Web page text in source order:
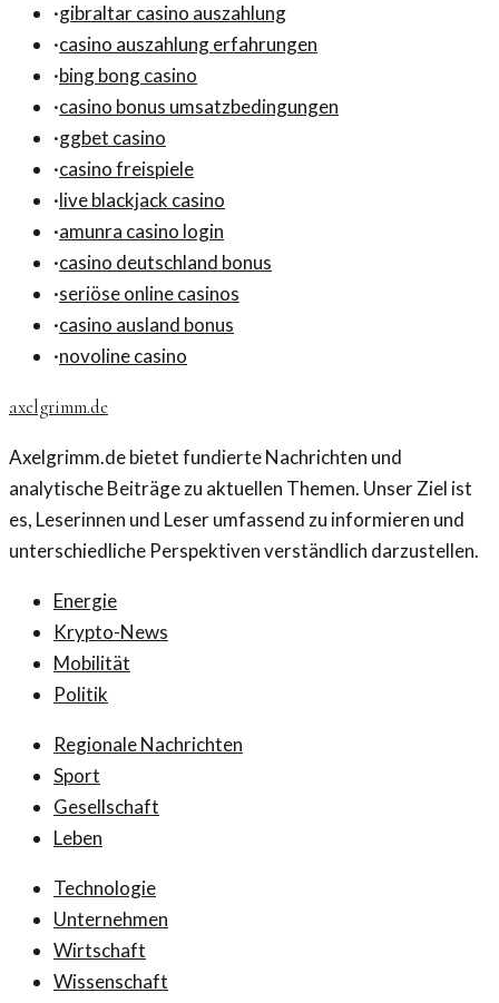
·gibraltar casino auszahlung
·casino auszahlung erfahrungen
·bing bong casino
·casino bonus umsatzbedingungen
·ggbet casino
·casino freispiele
·live blackjack casino
·amunra casino login
·casino deutschland bonus
·seriöse online casinos
·casino ausland bonus
·novoline casino
axelgrimm.de
Axelgrimm.de bietet fundierte Nachrichten und
analytische Beiträge zu aktuellen Themen. Unser Ziel ist
es, Leserinnen und Leser umfassend zu informieren und
unterschiedliche Perspektiven verständlich darzustellen.
Energie
Krypto-News
Mobilität
Politik
Regionale Nachrichten
Sport
Gesellschaft
Leben
Technologie
Unternehmen
Wirtschaft
Wissenschaft